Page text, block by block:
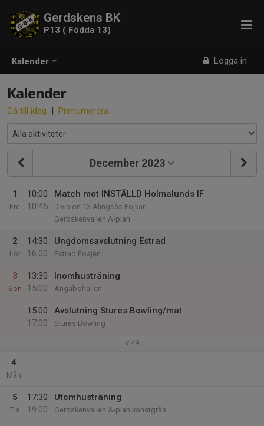
Kalender Logga in
Gerdskens BK
P13 ( Födda 13)
Kalender
Gå till idag | Prenumerera
December 2023
1
Fre
10:00
10:45
Match mot INSTÄLLD Holmalunds IF
Division 13 Alingsås Pojkar
Gerdskenvallen A-plan
2
Lör
14:30
16:00
Ungdomsavslutning Estrad
Estrad Foajén
3
Sön
13:30
15:00
Inomhusträning
Ängabohallen
15:00
17:00
Avslutning Stures Bowling/mat
Stures Bowling
v.49
4
Mån
5
Tis
17:30
19:00
Utomhusträning
Gerdskenvallen A-plan konstgräs